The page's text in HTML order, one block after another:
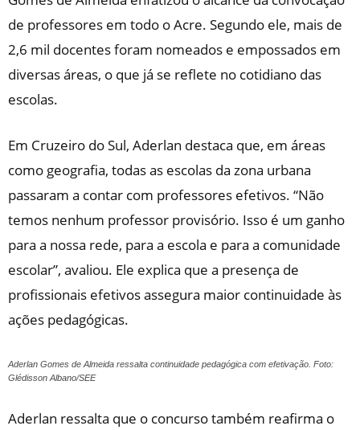
de professores em todo o Acre. Segundo ele, mais de
2,6 mil docentes foram nomeados e empossados em
diversas áreas, o que já se reflete no cotidiano das
escolas.
Em Cruzeiro do Sul, Aderlan destaca que, em áreas
como geografia, todas as escolas da zona urbana
passaram a contar com professores efetivos. “Não
temos nenhum professor provisório. Isso é um ganho
para a nossa rede, para a escola e para a comunidade
escolar”, avaliou. Ele explica que a presença de
profissionais efetivos assegura maior continuidade às
ações pedagógicas.
Aderlan Gomes de Almeida ressalta continuidade pedagógica com efetivação. Foto:
Glédisson Albano/SEE
Aderlan ressalta que o concurso também reafirma o